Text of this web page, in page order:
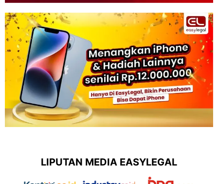
LIPUTAN MEDIA EASYLEGAL